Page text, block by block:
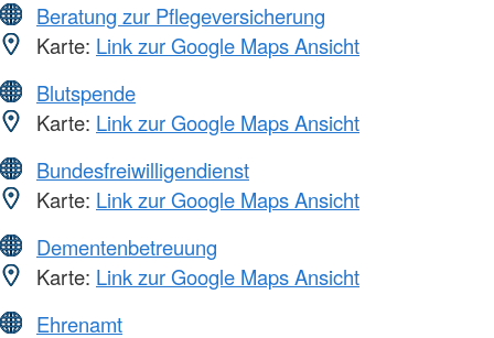
Beratung zur Pflegeversicherung
Karte: Link zur Google Maps Ansicht
Blutspende
Karte: Link zur Google Maps Ansicht
Bundesfreiwilligendienst
Karte: Link zur Google Maps Ansicht
Dementenbetreuung
Karte: Link zur Google Maps Ansicht
Ehrenamt